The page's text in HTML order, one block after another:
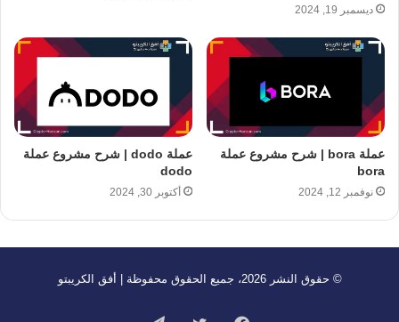
ديسمبر 19, 2024
عملة bora | شرح مشروع عملة
bora
نوفمبر 12, 2024
عملة dodo | شرح مشروع عملة
dodo
أكتوبر 30, 2024
© حقوق النشر 2026، جميع الحقوق محفوظة | أفق الكريبتو